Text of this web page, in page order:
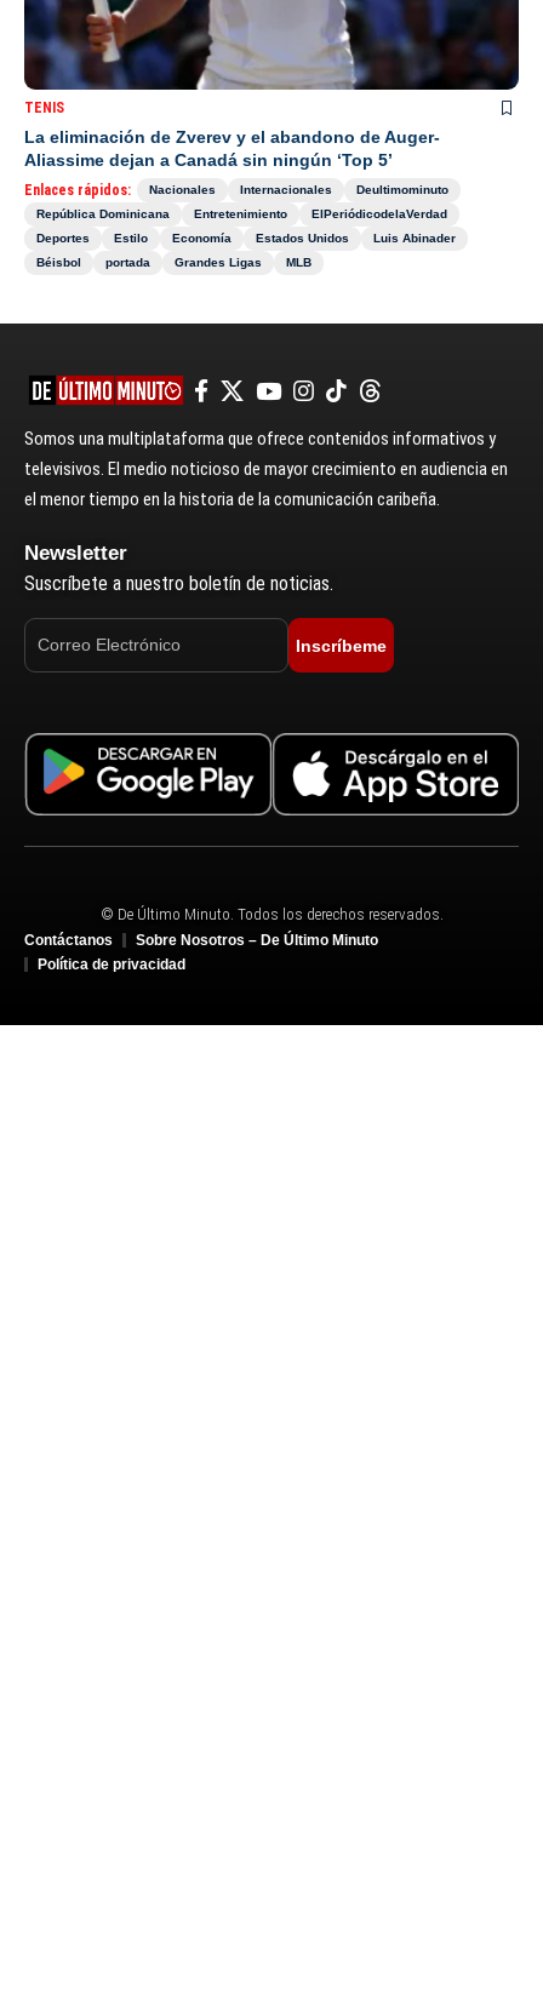
TENIS
La eliminación de Zverev y el abandono de Auger-
Aliassime dejan a Canadá sin ningún ‘Top 5’
Enlaces rápidos: Nacionales Internacionales
Deultimominuto
República Dominicana
Entretenimiento
ElPeriódicodelaVerdad
Deportes
Estilo Economía Estados Unidos
Luis Abinader
Béisbol
portada Grandes Ligas MLB
Somos una multiplataforma que ofrece contenidos informativos y
televisivos. El medio noticioso de mayor crecimiento en audiencia en
el menor tiempo en la historia de la comunicación caribeña.
Newsletter
Suscríbete a nuestro boletín de noticias.
Inscríbeme
© De Último Minuto. Todos los derechos reservados.
Contáctanos
Sobre Nosotros – De Último Minuto
Política de privacidad